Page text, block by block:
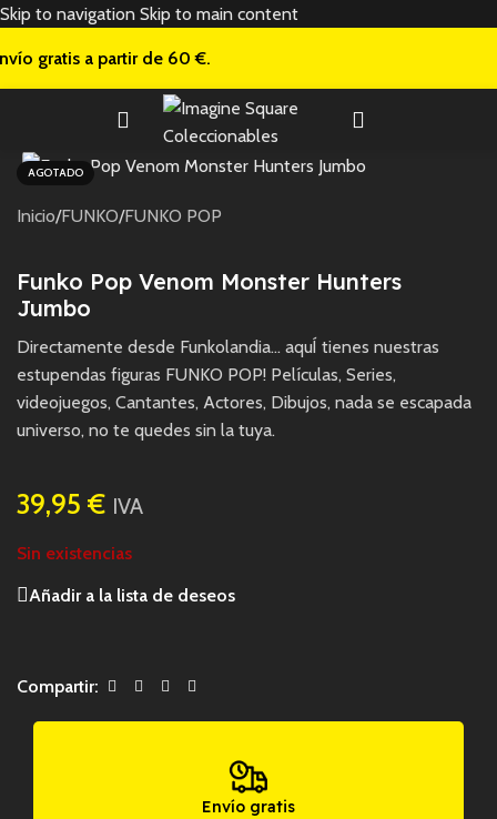
Skip to navigation Skip to main content
gratis a partir de 60 €.
AGOTADO
Inicio/FUNKO/FUNKO POP
Funko Pop Venom Monster Hunters
Jumbo
Directamente desde Funkolandia… aquÍ tienes nuestras
estupendas figuras FUNKO POP! Películas, Series,
videojuegos, Cantantes, Actores, Dibujos, nada se escapada
universo, no te quedes sin la tuya.
39,95 € IVA
Sin existencias
Añadir a la lista de deseos
Compartir:
Envío gratis